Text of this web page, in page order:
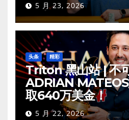
5 月 23, 2026
头条 精彩
Triton 黑山站 | 不
ADRIAN
取640万美金！
5 月 22, 2026